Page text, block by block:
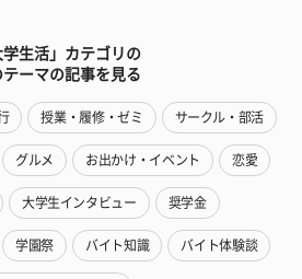
学生活」カテゴリの
テーマの記事を見る
授業・履修・ゼミ サークル・部活
グルメ お出かけ・イベント 恋愛
大学生インタビュー 奨学金
学園祭 バイト知識 バイト体験談